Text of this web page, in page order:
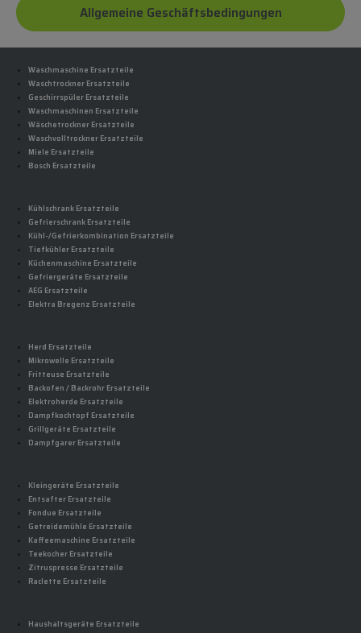
Allgemeine Geschäftsbedingungen
Waschmaschine Ersatzteile
Waschtrockner Ersatzteile
Geschirrspüler Ersatzteile
Waschmaschinen Ersatzteile
Wäschetrockner Ersatzteile
Waschvolltrockner Ersatzteile
Miele Ersatzteile
Bosch Ersatzteile
Kühlschrank Ersatzteile
Gefrierschrank Ersatzteile
Kühl-/Gefrierkombination Ersatzteile
Tiefkühler Ersatzteile
Küchenmaschine Ersatzteile
Gefriergeräte Ersatzteile
AEG Ersatzteile
Elektra Bregenz Ersatzteile
Herd Ersatzteile
Mikrowelle Ersatzteile
Fritteuse Ersatzteile
Backofen / Backrohr Ersatzteile
Elektroherde Ersatzteile
Dampfkochtopf Ersatzteile
Grillgeräte Ersatzteile
Dampfgarer Ersatzteile
Kleingeräte Ersatzteile
Entsafter Ersatzteile
Fondue Ersatzteile
Getreidemühle Ersatzteile
Kaffeemaschine Ersatzteile
Teekocher Ersatzteile
Zitruspresse Ersatzteile
Raclette Ersatzteile
Haushaltsgeräte Ersatzteile